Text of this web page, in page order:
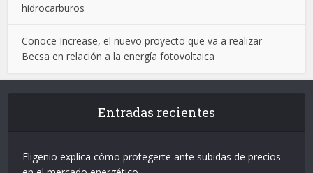
hidrocarburos
Conoce Increase, el nuevo proyecto que va a realizar
Becsa en relación a la energía fotovoltaica
Entradas recientes
Eligenio explica cómo protegerte ante subidas de precios